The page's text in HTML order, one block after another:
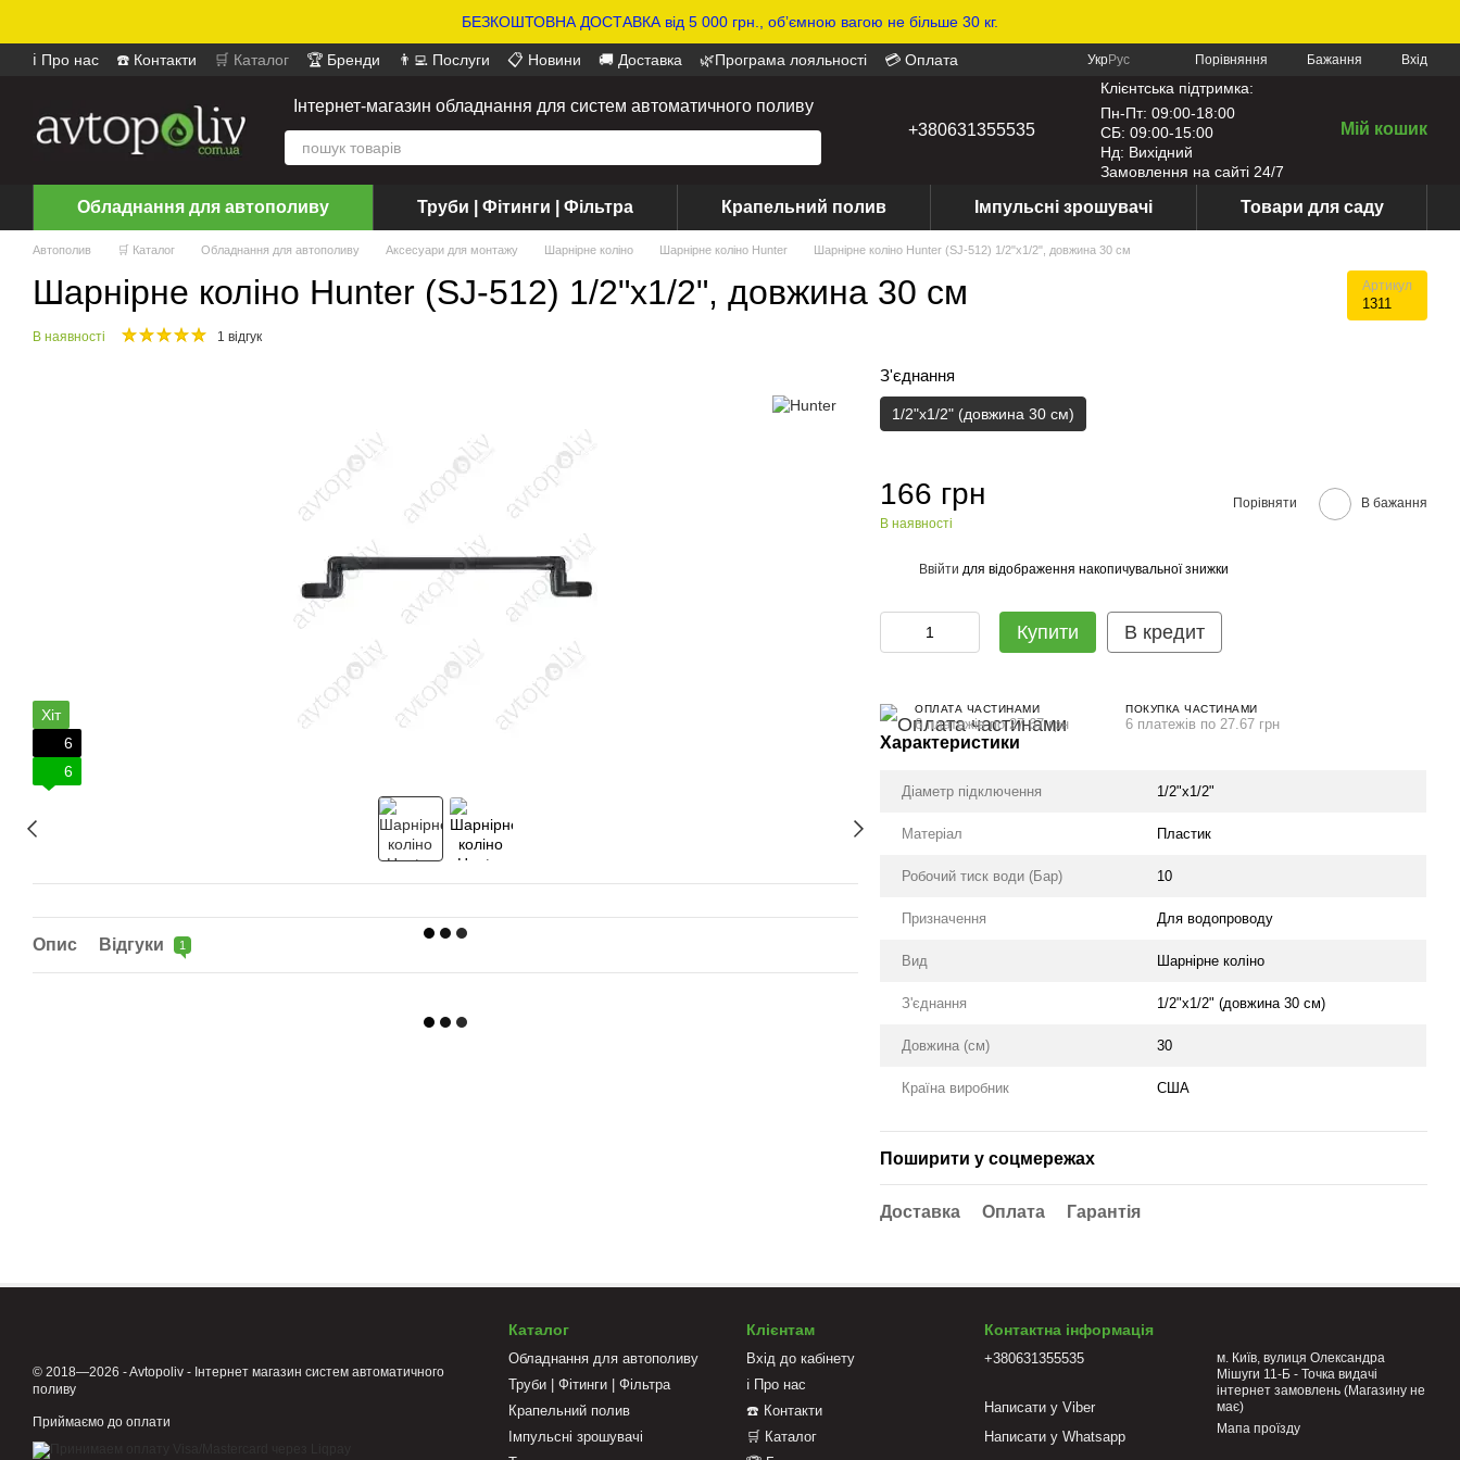
БЕЗКОШТОВНА ДОСТАВКА від 5 000 грн., обʼємною вагою не більше 30 кг.
ℹ️ Про нас ☎️ Контакти 🛒 Каталог 🏆 Бренди 👨‍💻 Послуги 📋 Новини 🚚 Доставка 🌿Програма лояльності
💳 Оплата
УкрРус Порівняння Бажання Вхід
Інтернет-магазин обладнання для систем автоматичного поливу
+380631355535
Клієнтська підтримка:
Пн-Пт: 09:00-18:00
СБ: 09:00-15:00
Нд: Вихідний
Замовлення на сайті 24/7
Мій кошик
Обладнання для автополиву Труби | Фітинги | Фільтра Крапельний полив Імпульсні зрошувачі Товари для саду
Автополив 🛒 Каталог Обладнання для автополиву Аксесуари для монтажу Шарнірне коліно Шарнірне коліно Hunter Шарнірне коліно Hunter (SJ-512) 1/2"х1/2", довжина 30 см
Шарнірне коліно Hunter (SJ-512) 1/2"х1/2", довжина 30 см Артикул
1311
В наявності 1 відгук
Хіт
6
6
Опис Відгуки 1
З'єднання
1/2"х1/2" (довжина 30 см)
166 грн
В наявності
Порівняти В бажання
Ввійти для відображення накопичувальної знижки
Купити В кредит
ОПЛАТА ЧАСТИНАМИ
6 платежів по 27.67 грн
ПОКУПКА ЧАСТИНАМИ
6 платежів по 27.67 грн
Характеристики
Діаметр підключення 1/2"х1/2"
Матеріал Пластик
Робочий тиск води (Бар) 10
Призначення Для водопроводу
Вид Шарнірне коліно
З'єднання 1/2"х1/2" (довжина 30 см)
Довжина (см) 30
Країна виробник США
Поширити у соцмережах
Доставка Оплата Гарантія
© 2018—2026 - Avtopoliv - Інтернет магазин систем автоматичного
поливу
Приймаємо до оплати
Каталог
Обладнання для автополиву
Труби | Фітинги | Фільтра
Крапельний полив
Імпульсні зрошувачі
Клієнтам
Вхід до кабінету
ℹ️ Про нас
☎️ Контакти
🛒 Каталог
Контактна інформація
+380631355535
Написати у Viber
Написати у Whatsapp
м. Київ, вулиця Олександра
Мішуги 11-Б - Точка видачі
інтернет замовлень (Магазину не
має)
Мапа проїзду